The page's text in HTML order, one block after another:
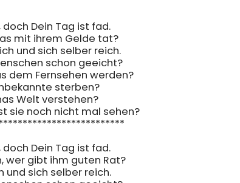
Dein Tag ist fad.
mit ihrem Gelde tat?
und sich selber reich.
schon geeicht?
dem Fernsehen werden?
sterben?
Welt verstehen?
sie noch nicht mal sehen?
Dein Tag ist fad.
wer gibt ihm guten Rat?
und sich selber reich.